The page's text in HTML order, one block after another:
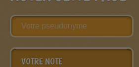
VOTRE NOTE